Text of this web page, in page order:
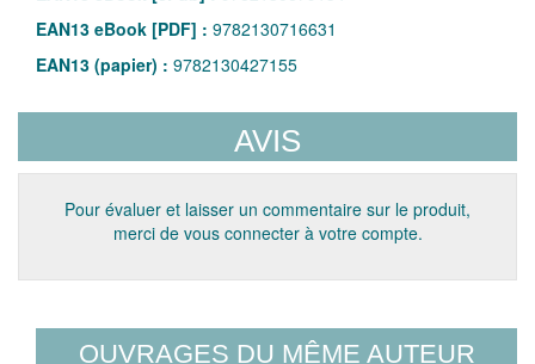
EAN13 eBook [PDF] : 9782130716631
EAN13 (papier) : 9782130427155
AVIS
Pour évaluer et laisser un commentaire sur le produit,
merci de vous connecter à votre compte.
OUVRAGES DU MÊME AUTEUR